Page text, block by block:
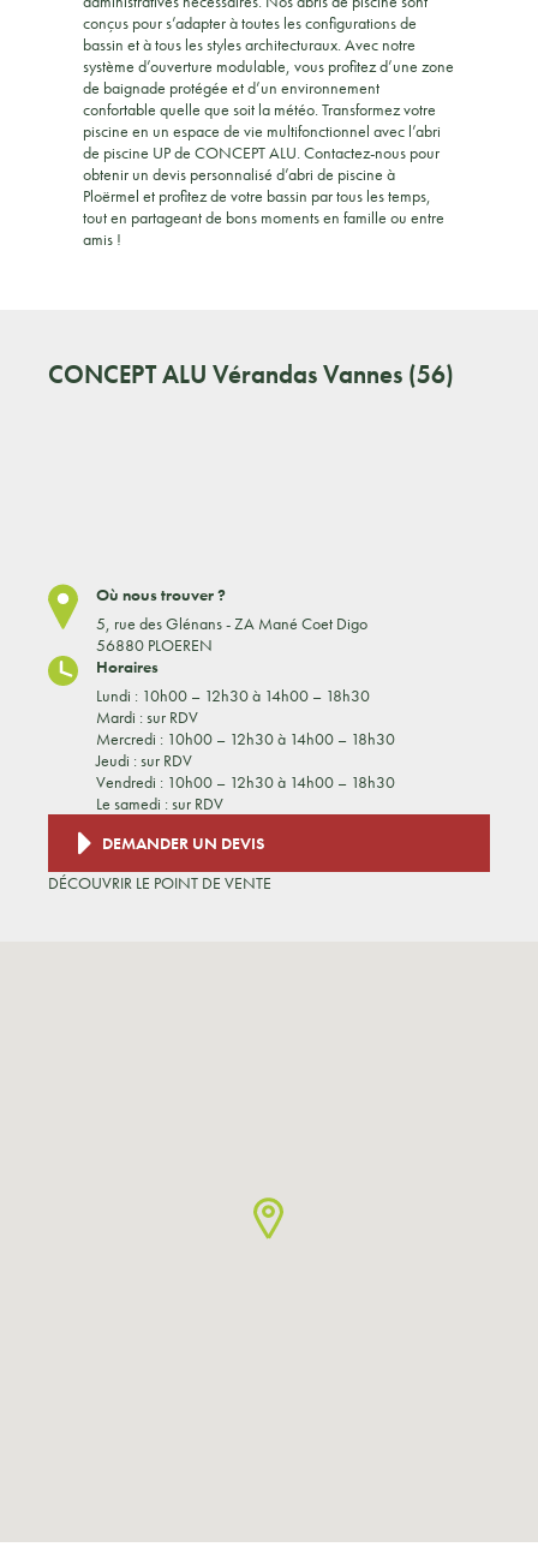
conçus pour s’adapter à toutes les configurations de
bassin et à tous les styles architecturaux. Avec notre
système d’ouverture modulable, vous profitez d’une zone
de baignade protégée et d’un environnement
confortable quelle que soit la météo. Transformez votre
piscine en un espace de vie multifonctionnel avec l’abri
de piscine UP de CONCEPT ALU. Contactez-nous pour
obtenir un devis personnalisé d’abri de piscine à
Ploërmel et profitez de votre bassin par tous les temps,
tout en partageant de bons moments en famille ou entre
amis !
CONCEPT ALU Vérandas Vannes (56)
Où nous trouver ?
5, rue des Glénans - ZA Mané Coet Digo
56880 PLOEREN
Horaires
Lundi : 10h00 – 12h30 à 14h00 – 18h30
Mardi : sur RDV
Mercredi : 10h00 – 12h30 à 14h00 – 18h30
Jeudi : sur RDV
Vendredi : 10h00 – 12h30 à 14h00 – 18h30
Le samedi : sur RDV
DEMANDER UN DEVIS
DÉCOUVRIR LE POINT DE VENTE